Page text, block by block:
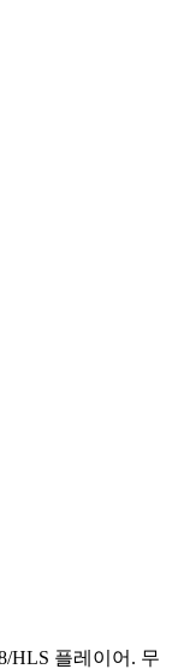
HLS 플레이어. 무